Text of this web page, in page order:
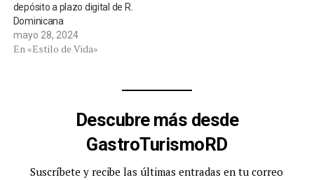
depósito a plazo digital de R.
Dominicana
mayo 28, 2024
En «Estilo de Vida»
Descubre más desde
GastroTurismoRD
Suscríbete y recibe las últimas entradas en tu correo